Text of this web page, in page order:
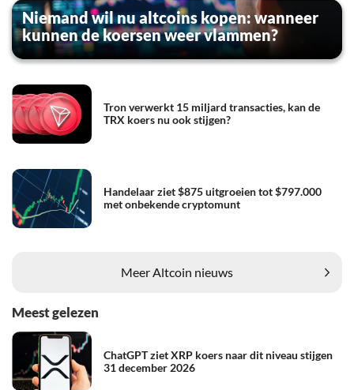
Niemand wil nu altcoins kopen: wanneer
kunnen de koersen weer vlammen?
Tron verwerkt 15 miljard transacties, kan de
TRX koers nu ook stijgen?
Handelaar ziet $875 uitgroeien tot $797.000
met onbekende cryptomunt
Meer Altcoin nieuws
Meest gelezen
ChatGPT ziet XRP koers naar dit niveau stijgen
31 december 2026